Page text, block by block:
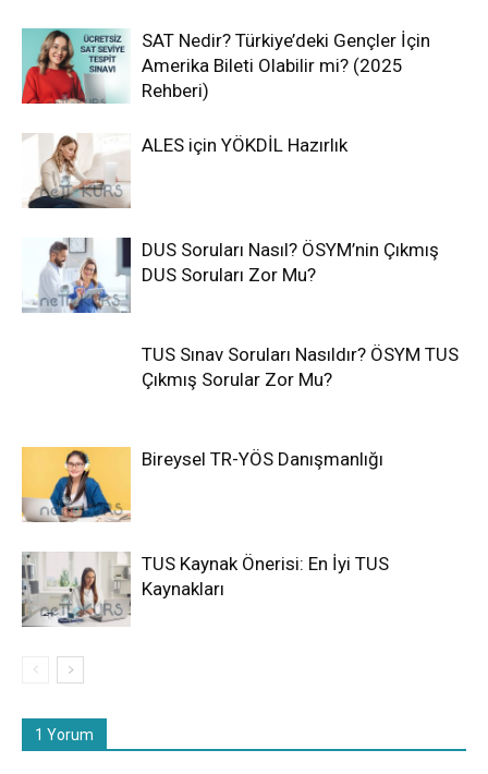
SAT Nedir? Türkiye’deki Gençler İçin
Amerika Bileti Olabilir mi? (2025
Rehberi)
ALES için YÖKDİL Hazırlık
DUS Soruları Nasıl? ÖSYM’nin Çıkmış
DUS Soruları Zor Mu?
TUS Sınav Soruları Nasıldır? ÖSYM TUS
Çıkmış Sorular Zor Mu?
Bireysel TR-YÖS Danışmanlığı
TUS Kaynak Önerisi: En İyi TUS
Kaynakları
1 Yorum